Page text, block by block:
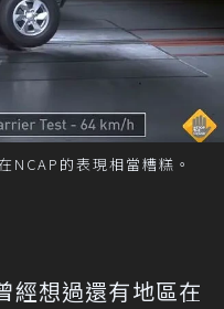
的表現相當糟糕。
經想過還有地區在